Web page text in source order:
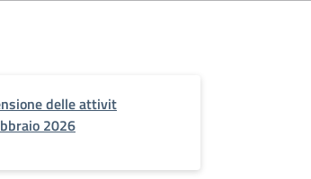
delle attivit
2026